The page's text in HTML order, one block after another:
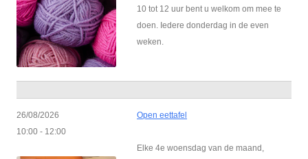
10 tot 12 uur bent u welkom om mee te
doen. Iedere donderdag in de even
weken.
26/08/2026
10:00 - 12:00
Open eettafel
Elke 4e woensdag van de maand,